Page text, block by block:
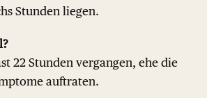
Stunden liegen.
22 Stunden vergangen, ehe die
auftraten.